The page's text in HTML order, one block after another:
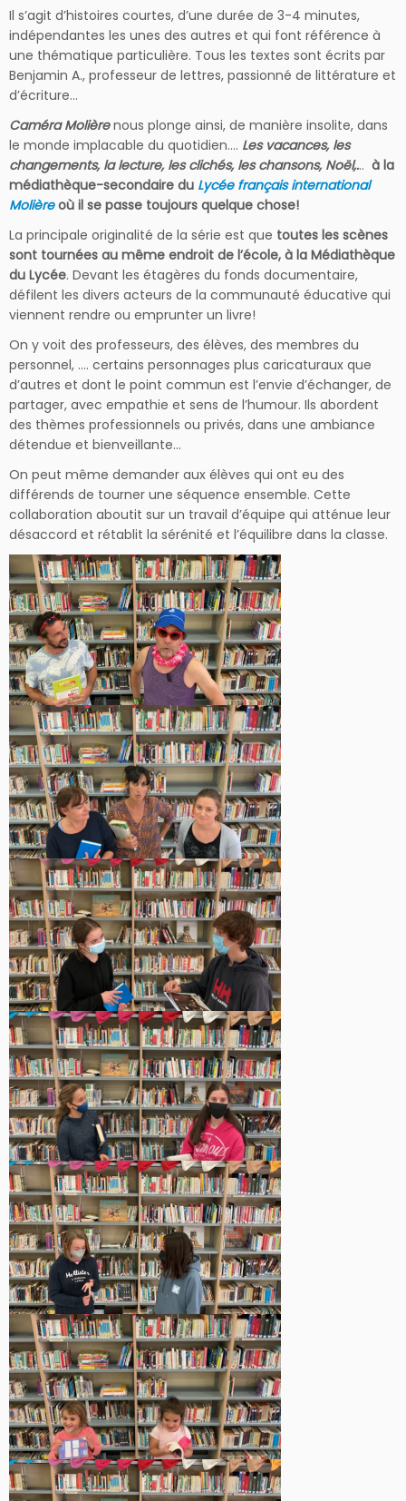
Il s’agit d’histoires courtes, d’une durée de 3-4 minutes,
indépendantes les unes des autres et qui font référence à
une thématique particulière. Tous les textes sont écrits par
Benjamin A., professeur de lettres, passionné de littérature et
d’écriture…
Caméra Molièrenous plonge ainsi, de manière insolite, dans
le monde implacable du quotidien…. Les vacances, les
changements, la lecture, les clichés, les chansons, Noël,... à la
médiathèque-secondaire du Lycée français international
Molièreoù il se passe toujours quelque chose!
La principale originalité de la série est que toutes les scènes
sont tournées au même endroit de l’école, à la Médiathèque
du Lycée. Devant les étagères du fonds documentaire,
défilent les divers acteurs de la communauté éducative qui
viennent rendre ou emprunter un livre!
On y voit des professeurs, des élèves, des membres du
personnel, …. certains personnages plus caricaturaux que
d’autres et dont le point commun est l’envie d’échanger, de
partager, avec empathie et sens de l’humour. Ils abordent
des thèmes professionnels ou privés, dans une ambiance
détendue et bienveillante…
On peut même demander aux élèves qui ont eu des
différends de tourner une séquence ensemble. Cette
collaboration aboutit sur un travail d’équipe qui atténue leur
désaccord et rétablit la sérénité et l’équilibre dans la classe.